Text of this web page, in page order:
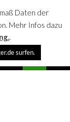
Daten der
Mehr Infos dazu
.
surfen.